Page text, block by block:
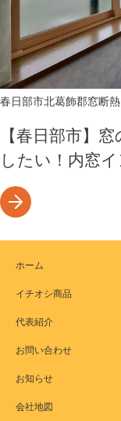
春日部市北葛飾郡窓断
【春日部市】
したい！内窓
ホーム
イチオシ商品
代表紹介
お問い合わせ
お知らせ
会社地図